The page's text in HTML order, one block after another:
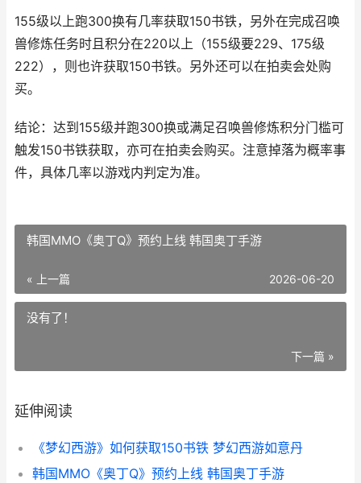
155级以上跑300换有几率获取150书铁，另外在完成召唤
兽修炼任务时且积分在220以上（155级要229、175级
222），则也许获取150书铁。另外还可以在拍卖会处购
买。
结论：达到155级并跑300换或满足召唤兽修炼积分门槛可
触发150书铁获取，亦可在拍卖会购买。注意掉落为概率事
件，具体几率以游戏内判定为准。
韩国MMO《奥丁Q》预约上线 韩国奥丁手游
« 上一篇 2026-06-20
没有了！
下一篇 »
延伸阅读
《梦幻西游》如何获取150书铁 梦幻西游如意丹
韩国MMO《奥丁Q》预约上线 韩国奥丁手游